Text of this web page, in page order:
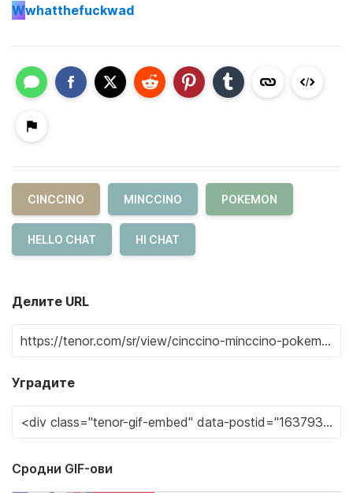
Wwhatthefuckwad
CINCCINO MINCCINO POKEMON
HELLO CHAT HI CHAT
Делите URL
Уградите
Сродни GIF-ови